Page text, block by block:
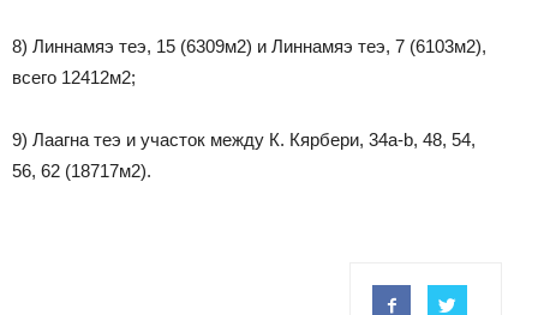
8) Линнамяэ теэ, 15 (6309м2) и Линнамяэ теэ, 7 (6103м2),
всего 12412м2;
9) Лаагна теэ и участок между К. Кярбери, 34a-b, 48, 54,
56, 62 (18717м2).